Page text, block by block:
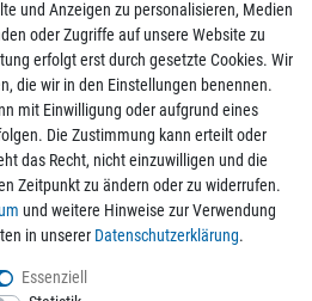
und Anzeigen zu personalisieren, Medien
oder Zugriffe auf unsere Website zu
erfolgt erst durch gesetzte Cookies. Wir
die wir in den Einstellungen benennen.
mit Einwilligung oder aufgrund eines
Die Zustimmung kann erteilt oder
das Recht, nicht einzuwilligen und die
Zeitpunkt zu ändern oder zu widerrufen.
und weitere Hinweise zur Verwendung
in unserer Daten­schutz­erklärung.
Essenziell